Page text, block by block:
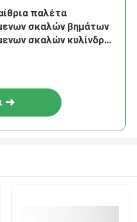
παλέτα
σκαλών βημάτων
σκαλών κυλίνδρων